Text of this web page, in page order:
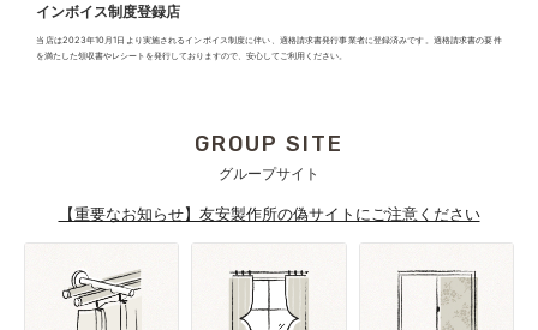
インボイス制度登録店
当店は2023年10月1日より実施されるインボイス制度に伴い、適格請求書発行事業者に登録済みです。適格請求書の要件
を満たした領収書やレシートを発行しておりますので、安心してご利用ください。
GROUP SITE
グループサイト
【重要なお知らせ】友安製作所の偽サイトにご注意ください